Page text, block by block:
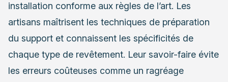
installation conforme aux règles de l’art. Les
artisans maîtrisent les techniques de préparation
du support et connaissent les spécificités de
chaque type de revêtement. Leur savoir-faire évite
les erreurs coûteuses comme un ragréage